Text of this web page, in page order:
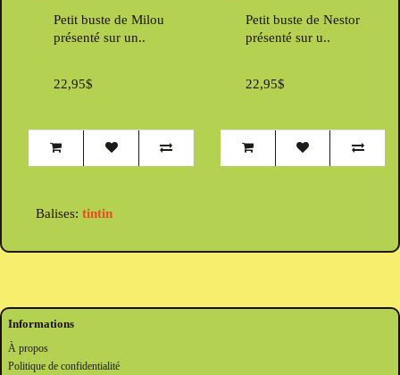
Petit buste de Milou
présenté sur un..
22,95$
Petit buste de Nestor
présenté sur u..
22,95$
Balises: tintin
Informations
À propos
Politique de confidentialité